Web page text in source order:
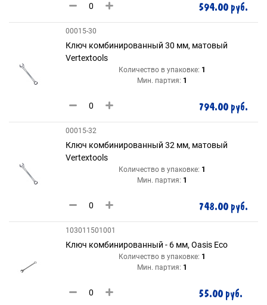
594.00 руб.
00015-30
Ключ комбинированный 30 мм, матовый
Vertextools
Количество в упаковке: 1
Мин. партия: 1
794.00 руб.
00015-32
Ключ комбинированный 32 мм, матовый
Vertextools
Количество в упаковке: 1
Мин. партия: 1
748.00 руб.
103011501001
Ключ комбинированный - 6 мм, Oasis Eco
Количество в упаковке: 1
Мин. партия: 1
55.00 руб.